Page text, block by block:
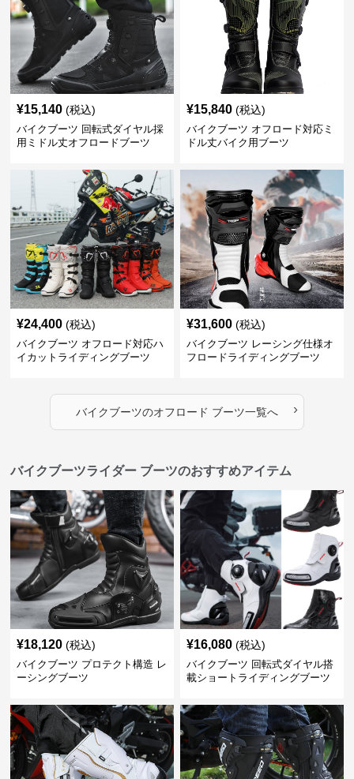
¥15,140 (税込)
バイクブーツ 回転式ダイヤル採
用ミドル丈オフロードブーツ
¥15,840 (税込)
バイクブーツ オフロード対応ミ
ドル丈バイク用ブーツ
¥24,400 (税込)
バイクブーツ オフロード対応ハ
イカットライディングブーツ
¥31,600 (税込)
バイクブーツ レーシング仕様オ
フロードライディングブーツ
バイクブーツのオフロード ブーツ一覧へ ›
バイクブーツライダー ブーツのおすすめアイテム
¥18,120 (税込)
バイクブーツ プロテクト構造 レ
ーシングブーツ
¥16,080 (税込)
バイクブーツ 回転式ダイヤル搭
載ショートライディングブーツ